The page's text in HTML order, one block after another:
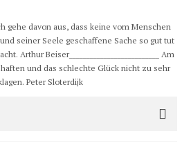
Ich gehe davon aus, dass keine vom Menschen
seiner Seele geschaffene Sache so gut tut
Arthur Beiser__________________________ Am
und das schlechte Glück nicht zu sehr
Peter Sloterdijk